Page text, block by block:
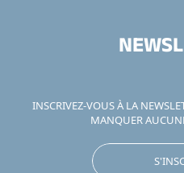
INSCRIVEZ-VOUS À LA
MANQUER